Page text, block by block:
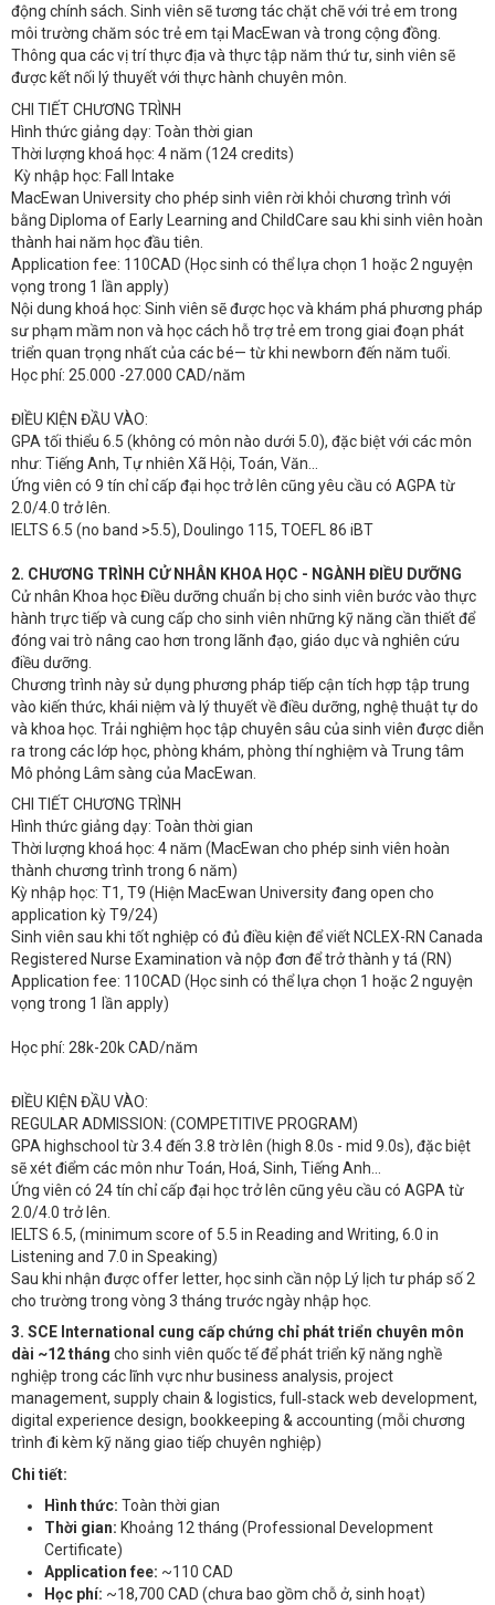
động chính sách. Sinh viên sẽ tương tác chặt chẽ với trẻ em trong
môi trường chăm sóc trẻ em tại MacEwan và trong cộng đồng.
Thông qua các vị trí thực địa và thực tập năm thứ tư, sinh viên sẽ
được kết nối lý thuyết với thực hành chuyên môn.
CHI TIẾT CHƯƠNG TRÌNH
Hình thức giảng dạy: Toàn thời gian
Thời lượng khoá học: 4 năm (124 credits)
Kỳ nhập học: Fall Intake
MacEwan University cho phép sinh viên rời khỏi chương trình với
bằng Diploma of Early Learning and ChildCare sau khi sinh viên hoàn
thành hai năm học đầu tiên.
Application fee: 110CAD (Học sinh có thể lựa chọn 1 hoặc 2 nguyện
vọng trong 1 lần apply)
Nội dung khoá học: Sinh viên sẽ được học và khám phá phương pháp
sư phạm mầm non và học cách hỗ trợ trẻ em trong giai đoạn phát
triển quan trọng nhất của các bé— từ khi newborn đến năm tuổi.
Học phí: 25.000 -27.000 CAD/năm
ĐIỀU KIỆN ĐẦU VÀO:
GPA tối thiểu 6.5 (không có môn nào dưới 5.0), đặc biệt với các môn
như: Tiếng Anh, Tự nhiên Xã Hội, Toán, Văn…
Ứng viên có 9 tín chỉ cấp đại học trở lên cũng yêu cầu có AGPA từ
2.0/4.0 trở lên.
IELTS 6.5 (no band >5.5), Doulingo 115, TOEFL 86 iBT
2. CHƯƠNG TRÌNH CỬ NHÂN KHOA HỌC - NGÀNH ĐIỀU DƯỠNG
Cử nhân Khoa học Điều dưỡng chuẩn bị cho sinh viên bước vào thực
hành trực tiếp và cung cấp cho sinh viên những kỹ năng cần thiết để
đóng vai trò nâng cao hơn trong lãnh đạo, giáo dục và nghiên cứu
điều dưỡng.
Chương trình này sử dụng phương pháp tiếp cận tích hợp tập trung
vào kiến thức, khái niệm và lý thuyết về điều dưỡng, nghệ thuật tự do
và khoa học. Trải nghiệm học tập chuyên sâu của sinh viên được diễn
ra trong các lớp học, phòng khám, phòng thí nghiệm và Trung tâm
Mô phỏng Lâm sàng của MacEwan.
CHI TIẾT CHƯƠNG TRÌNH
Hình thức giảng dạy: Toàn thời gian
Thời lượng khoá học: 4 năm (MacEwan cho phép sinh viên hoàn
thành chương trình trong 6 năm)
Kỳ nhập học: T1, T9 (Hiện MacEwan University đang open cho
application kỳ T9/24)
Sinh viên sau khi tốt nghiệp có đủ điều kiện để viết NCLEX-RN Canada
Registered Nurse Examination và nộp đơn để trở thành y tá (RN)
Application fee: 110CAD (Học sinh có thể lựa chọn 1 hoặc 2 nguyện
vọng trong 1 lần apply)
Học phí: 28k-20k CAD/năm
ĐIỀU KIỆN ĐẦU VÀO:
REGULAR ADMISSION: (COMPETITIVE PROGRAM)
GPA highschool từ 3.4 đến 3.8 trờ lên (high 8.0s - mid 9.0s), đặc biệt
sẽ xét điểm các môn như Toán, Hoá, Sinh, Tiếng Anh…
Ứng viên có 24 tín chỉ cấp đại học trở lên cũng yêu cầu có AGPA từ
2.0/4.0 trở lên.
IELTS 6.5, (minimum score of 5.5 in Reading and Writing, 6.0 in
Listening and 7.0 in Speaking)
Sau khi nhận được offer letter, học sinh cần nộp Lý lịch tư pháp số 2
cho trường trong vòng 3 tháng trước ngày nhập học.
3. SCE International cung cấp chứng chỉ phát triển chuyên môn
dài ~12 tháng cho sinh viên quốc tế để phát triển kỹ năng nghề
nghiệp trong các lĩnh vực như business analysis, project
management, supply chain & logistics, full‑stack web development,
digital experience design, bookkeeping & accounting (mỗi chương
trình đi kèm kỹ năng giao tiếp chuyên nghiệp)
Chi tiết:
Hình thức: Toàn thời gian
Thời gian: Khoảng 12 tháng (Professional Development
Certificate)
Application fee: ~110 CAD
Học phí: ~18,700 CAD (chưa bao gồm chỗ ở, sinh hoạt)